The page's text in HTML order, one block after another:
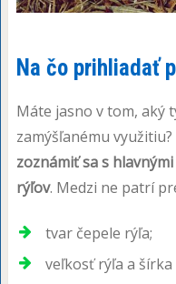
Na čo prihliadať
Máte jasno v tom, aký
zamýšľanému
zoznámiť sa s
rýľov. Medzi ne patrí
tvar čepele rýľa;
veľkosť rýľa a šírka